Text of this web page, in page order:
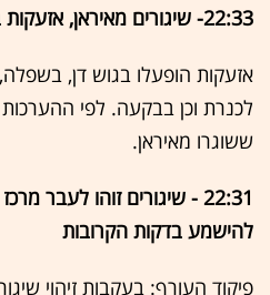
22:33- שיגורים מאיראן, אזעקות במרכז ובצפון
אזעקות הופעלו בגוש דן,
לכנרת וכן בבקעה. לפי
ששוגרו מאיראן.
22:31 - שיגורים זוהו לעבר
להישמע בדקות הקרובות
פיקוד העורף: בעקבות זיהוי